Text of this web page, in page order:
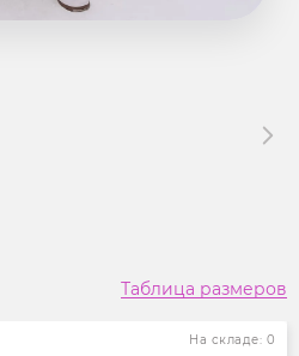
Таблица размеров
На складе: 0